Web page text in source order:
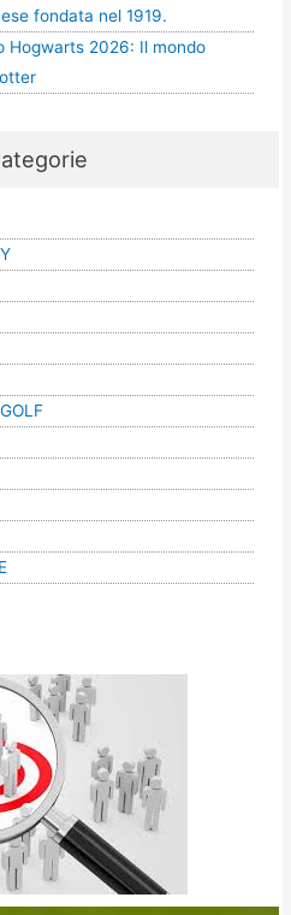
fondata nel 1919.
Hogwarts 2026: Il mondo